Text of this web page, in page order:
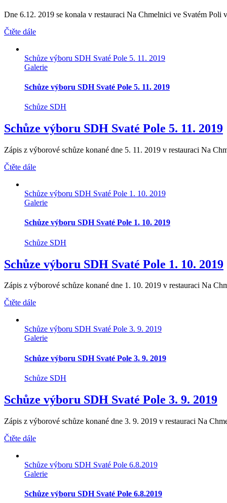
Dne 6.12. 2019 se konala v restauraci Na Chmelnici ve Svatém Poli
Čtěte dále
Schůze výboru SDH Svaté Pole 5. 11. 2019
Galerie
Schůze výboru SDH Svaté Pole 5. 11. 2019
Schůze SDH
Schůze výboru SDH Svaté Pole 5. 11. 2019
Zápis z výborové schůze konané dne 5. 11. 2019 v restauraci Na
Čtěte dále
Schůze výboru SDH Svaté Pole 1. 10. 2019
Galerie
Schůze výboru SDH Svaté Pole 1. 10. 2019
Schůze SDH
Schůze výboru SDH Svaté Pole 1. 10. 2019
Zápis z výborové schůze konané dne 1. 10. 2019 v restauraci Na
Čtěte dále
Schůze výboru SDH Svaté Pole 3. 9. 2019
Galerie
Schůze výboru SDH Svaté Pole 3. 9. 2019
Schůze SDH
Schůze výboru SDH Svaté Pole 3. 9. 2019
Zápis z výborové schůze konané dne 3. 9. 2019 v restauraci Na
Čtěte dále
Schůze výboru SDH Svaté Pole 6.8.2019
Galerie
Schůze výboru SDH Svaté Pole 6.8.2019